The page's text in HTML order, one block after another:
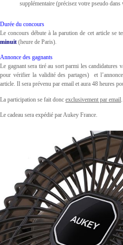
supplémentaire (précisez votre pseudo dans
Durée du concours
Le concours débute à la parution de cet article se
minuit (heure de Paris).
Annonce des gagnants
Le gagnant sera tiré au sort parmi les candidatures
pour vérifier la validité des partages) et
article. Il sera prévenu par email et aura 48 heures
La participation se fait donc exclusivement par email
Le cadeau sera expédié par Aukey France.